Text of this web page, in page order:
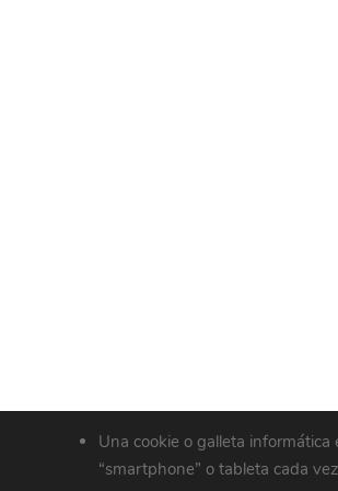
Una cookie o galleta
“smartphone” o tableta cada